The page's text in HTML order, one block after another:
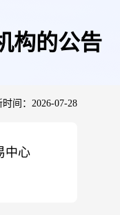
构的公告
时间：2026-07-28
中心